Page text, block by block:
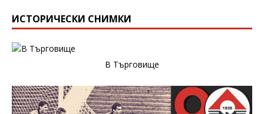
ИСТОРИЧЕСКИ СНИМКИ
В Търговище